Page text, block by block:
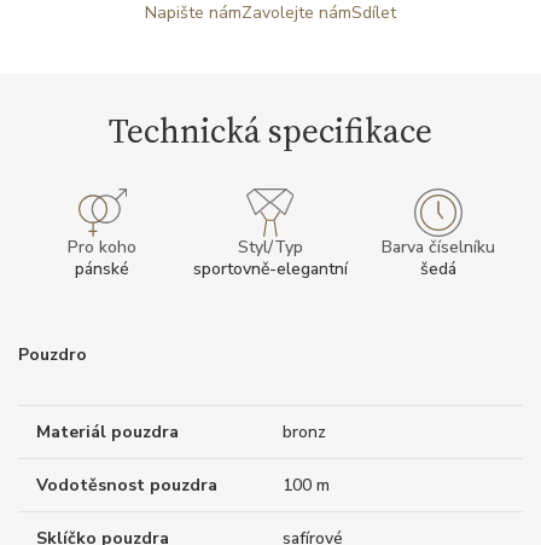
Napište námZavolejte námSdílet
Technická specifikace
Pro koho
pánské
Styl/Typ
sportovně-elegantní
Barva číselníku
šedá
Pouzdro
Materiál pouzdra bronz
Vodotěsnost pouzdra 100 m
Sklíčko pouzdra safírové